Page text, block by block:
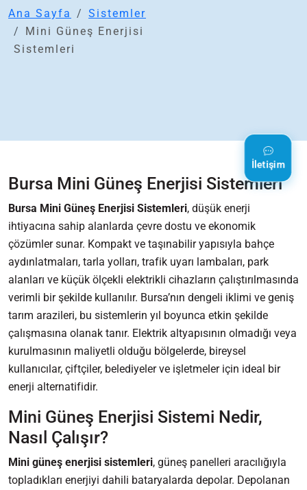
İletişim
Ana Sayfa
Sistemler
Mini Güneş Enerjisi
Sistemleri
Bursa Mini Güneş Enerjisi Sistemleri
Bursa Mini Güneş Enerjisi Sistemleri, düşük enerji
ihtiyacına sahip alanlarda çevre dostu ve ekonomik
çözümler sunar. Kompakt ve taşınabilir yapısıyla bahçe
aydınlatmaları, tarla yolları, trafik uyarı lambaları, park
alanları ve küçük ölçekli elektrikli cihazların çalıştırılmasında
verimli bir şekilde kullanılır. Bursa’nın dengeli iklimi ve geniş
tarım arazileri, bu sistemlerin yıl boyunca etkin şekilde
çalışmasına olanak tanır. Elektrik altyapısının olmadığı veya
kurulmasının maliyetli olduğu bölgelerde, bireysel
kullanıcılar, çiftçiler, belediyeler ve işletmeler için ideal bir
enerji alternatifidir.
Mini Güneş Enerjisi Sistemi Nedir,
Nasıl Çalışır?
Mini güneş enerjisi sistemleri, güneş panelleri aracılığıyla
topladıkları enerjiyi dahili bataryalarda depolar. Depolanan